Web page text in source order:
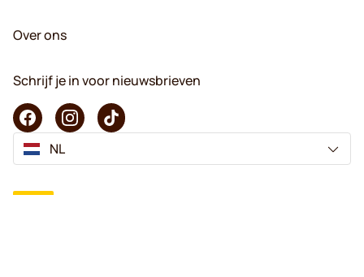
Over ons
Schrijf je in voor nieuwsbrieven
NL